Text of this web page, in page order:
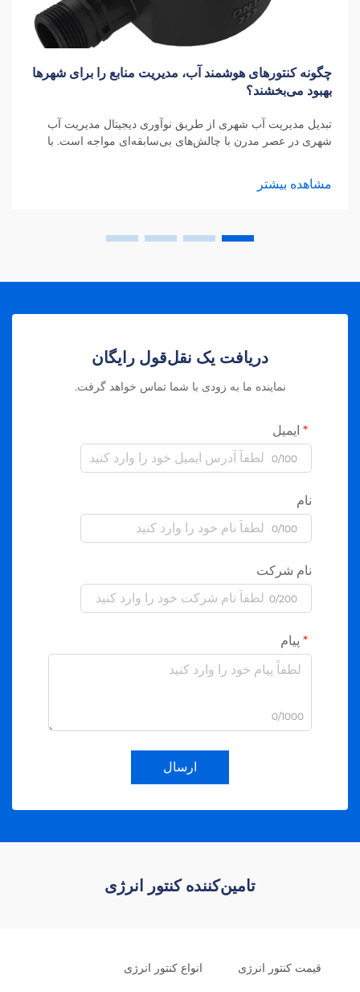
چگونه کنتورهای هوشمند آب، مدیریت منابع را برای شهرها
بهبود می‌بخشند؟
تبدیل مدیریت آب شهری از طریق نوآوری دیجیتال مدیریت آب
شهری در عصر مدرن با چالش‌های بی‌سابقه‌ای مواجه است. با
منابع آب به‌طور فزاینده‌ای...
مشاهده بیشتر
دریافت یک نقل‌قول رایگان
نماینده ما به زودی با شما تماس خواهد گرفت.
ایمیل
0/100
نام
0/100
نام شرکت
0/200
پیام
0/1000
ارسال
تامین‌کننده کنتور انرژی
قیمت کنتور انرژی انواع کنتور انرژی